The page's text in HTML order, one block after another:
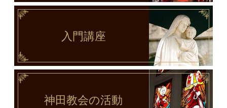
入門講座
神田教会の活動